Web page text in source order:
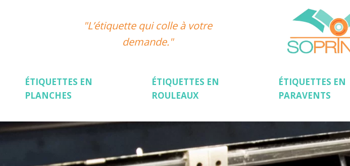
"L’étiquette qui colle à votre
demande."
ÉTIQUETTES EN
PLANCHES
ÉTIQUETTES EN
ROULEAUX
ÉTIQUETTES EN
PARAVENTS